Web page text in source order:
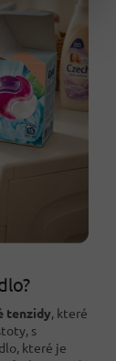
tenzidy, které
s
které je